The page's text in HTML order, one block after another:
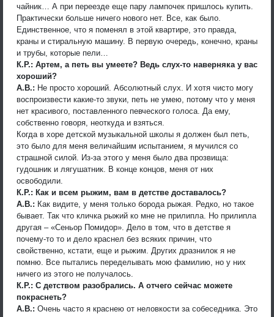
чайник… А при переезде еще пару лампочек пришлось купить.
Практически больше ничего нового нет. Все, как было.
Единственное, что я поменял в этой квартире, это правда,
краны и стиральную машину. В первую очередь, конечно, краны
и трубы, которые пели…
К.Р.: Артем, а петь вы умеете? Ведь слух-то наверняка у вас
хороший?
А.В.: Не просто хороший. Абсолютный слух. И хотя чисто могу
воспроизвести какие-то звуки, петь не умею, потому что у меня
нет красивого, поставленного певческого голоса. Да ему,
собственно говоря, неоткуда и взяться.
Когда в хоре детской музыкальной школы я должен был петь,
это было для меня величайшим испытанием, я мучился со
страшной силой. Из-за этого у меня было два прозвища:
гудошник и лягушатник. В конце концов, меня от них
освободили.
К.Р.: Как и всем рыжим, вам в детстве доставалось?
А.В.: Как видите, у меня только борода рыжая. Редко, но такое
бывает. Так что кличка рыжий ко мне не прилипла. Но прилипла
другая – «Сеньор Помидор». Дело в том, что в детстве я
почему-то то и дело краснел без всяких причин, что
свойственно, кстати, еще и рыжим. Других дразнилок я не
помню. Все пытались переделывать мою фамилию, но у них
ничего из этого не получалось.
К.Р.: С детством разобрались. А отчего сейчас можете
покраснеть?
А.В.: Очень часто я краснею от неловкости за собеседника. Это